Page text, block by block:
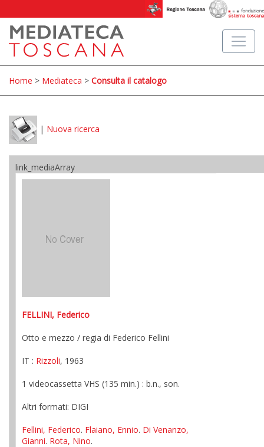
Home > Mediateca > Consulta il catalogo
| Nuova ricerca
link_mediaArray
FELLINI, Federico
Otto e mezzo / regia di Federico Fellini
IT : Rizzoli, 1963
1 videocassetta VHS (135 min.) : b.n., son.
Altri formati: DIGI
Fellini, Federico. Flaiano, Ennio. Di Venanzo,
Gianni. Rota, Nino.